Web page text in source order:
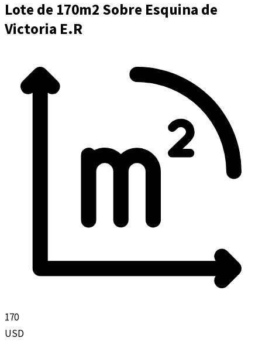
Lote de 170m2 Sobre Esquina de
Victoria E.R
170
USD